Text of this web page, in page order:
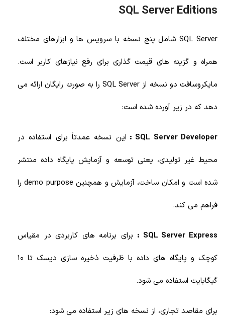
SQL Server Editions
SQL Server شامل پنج نسخه با سرویس ها و ابزارهای مختلف
همراه و گزینه های قیمت گذاری برای رفع نیازهای کاربر است.
مایکروسافت دو نسخه از SQL Server را به صورت رایگان ارائه می
دهد که در زیر آورده شده است:
SQL Server Developer :
این نسخه عمدتاً برای استفاده در
محیط غیر تولیدی، یعنی توسعه و آزمایش پایگاه داده منتشر
شده است و امکان ساخت، آزمایش و همچنین demo purpose را
فراهم می کند.
SQL Server Express :
برای برنامه های کاربردی در مقیاس
کوچک و پایگاه های داده با ظرفیت ذخیره سازی دیسک تا 10
گیگابایت استفاده می شود.
برای مقاصد تجاری، از نسخه های زیر استفاده می شود: